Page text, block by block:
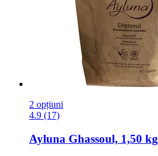
2 opțiuni
4.9 (17)
Ayluna Ghassoul, 1,50 kg